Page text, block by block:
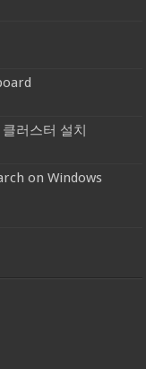
러스터 설치
on Windows